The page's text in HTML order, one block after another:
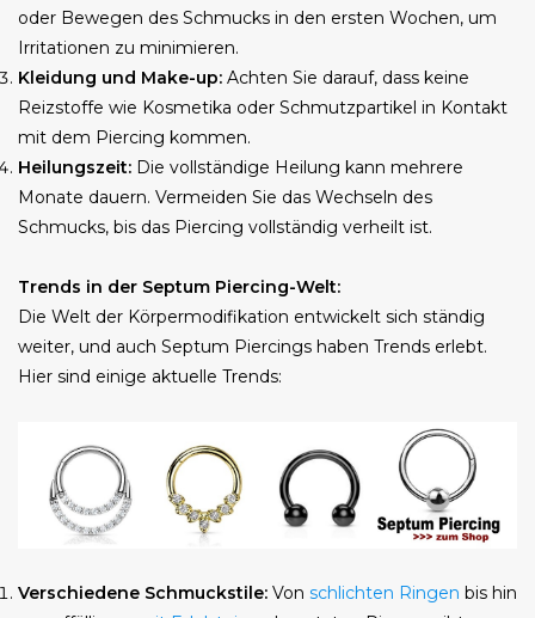
oder Bewegen des Schmucks in den ersten Wochen, um
Irritationen zu minimieren.
Kleidung und Make-up: Achten Sie darauf, dass keine
Reizstoffe wie Kosmetika oder Schmutzpartikel in Kontakt
mit dem Piercing kommen.
Heilungszeit: Die vollständige Heilung kann mehrere
Monate dauern. Vermeiden Sie das Wechseln des
Schmucks, bis das Piercing vollständig verheilt ist.
Trends in der Septum Piercing-Welt:
Die Welt der Körpermodifikation entwickelt sich ständig
weiter, und auch Septum Piercings haben Trends erlebt.
Hier sind einige aktuelle Trends:
Verschiedene Schmuckstile: Von schlichten Ringen bis hin